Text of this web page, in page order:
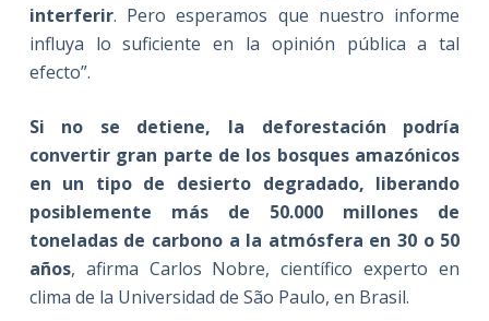
interferir. Pero esperamos que nuestro informe
influya lo suficiente en la opinión pública a tal
efecto”.
Si no se detiene, la deforestación podría
convertir gran parte de los bosques amazónicos
en un tipo de desierto degradado, liberando
posiblemente más de 50.000 millones de
toneladas de carbono a la atmósfera en 30 o 50
años, afirma Carlos Nobre, científico experto en
clima de la Universidad de São Paulo, en Brasil.